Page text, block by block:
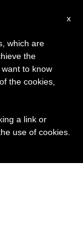
x
which are
the
to know
the cookies,
a link or
use of cookies.